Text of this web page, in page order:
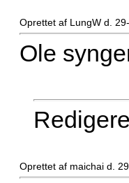
Oprettet af LungW d.
Ole
Oprettet af maichai d.